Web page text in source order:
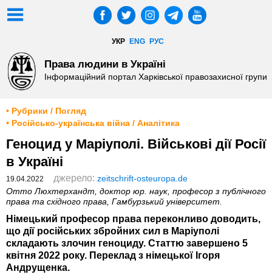
УКР ENG РУС
Права людини в Україні
Інформаційний портал Харківської правозахисної групи
• Рубрики / Погляд
• Російсько-українська війна / Аналітика
Геноцид у Маріуполі. Військові дії Росії
в Україні
19.04.2022 джерело: zeitschrift-osteuropa.de
Отто Люхтерхандт, доктор юр. наук, професор з публічного
права та східного права, Гамбурзький університет.
Німецький професор права переконливо доводить,
що дії російських збройних сил в Маріуполі
складають злочин геноциду. Статтю завершено 5
квітня 2022 року. Переклад з німецької Ігоря
Андрущенка.